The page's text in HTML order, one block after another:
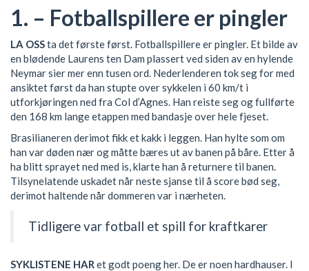
1. – Fotballspillere er pingler
LA OSSta det første først. Fotballspillere er pingler. Et bilde av
en blødende Laurens ten Dam plassert ved siden av en hylende
Neymar sier mer enn tusen ord. Nederlenderen tok seg for med
ansiktet først da han stupte over sykkelen i 60 km/t i
utforkjøringen ned fra Col d’Agnes. Han reiste seg og fullførte
den 168 km lange etappen med bandasje over hele fjeset.
Brasilianeren derimot fikk et kakk i leggen. Han hylte som om
han var døden nær og måtte bæres ut av banen på båre. Etter å
ha blitt sprayet ned med is, klarte han å returnere til banen.
Tilsynelatende uskadet når neste sjanse til å score bød seg,
derimot haltende når dommeren var i nærheten.
Tidligere var fotball et spill for kraftkarer
SYKLISTENE HAR et godt poeng her. De er noen hardhauser. I